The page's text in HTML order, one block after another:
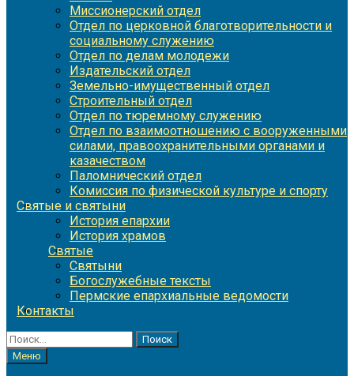
Миссионерский отдел
Отдел по церковной благотворительности и
социальному служению
Отдел по делам молодежи
Издательский отдел
Земельно-имущественный отдел
Строительный отдел
Отдел по тюремному служению
Отдел по взаимоотношению с вооруженными
силами, правоохранительными органами и
казачеством
Паломнический отдел
Комиссия по физической культуре и спорту
Святые и святыни
История епархии
История храмов
Святые
Святыни
Богослужебные тексты
Пермские епархиальные ведомости
Контакты
Найти:
Меню